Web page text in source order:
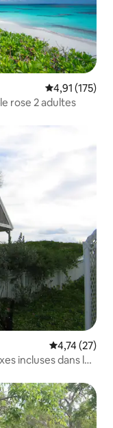
Évaluation
4,91 (175)
rose 2 adultes
Évaluation
4,74 (27)
incluses dans le